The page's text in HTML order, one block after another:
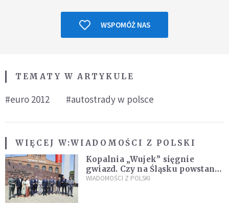
WSPOMÓŻ NAS
TEMATY W ARTYKULE
#euro 2012 #autostrady w polsce
WIĘCEJ W:WIADOMOŚCI Z POLSKI
Kopalnia „Wujek” sięgnie
gwiazd. Czy na Śląsku powstanie
„Dolina Krzemowa”?
WIADOMOŚCI Z POLSKI